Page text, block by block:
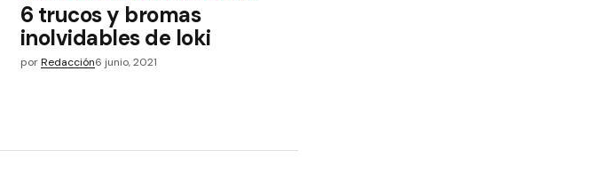
6 trucos y bromas
inolvidables de loki
por Redacción6 junio, 2021